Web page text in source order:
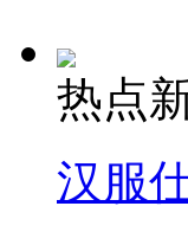
热点
汉服